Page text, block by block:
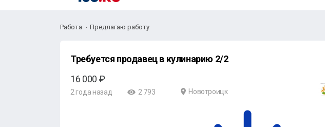
Работа Предлагаю работу
Требуется продавец в кулинарию 2/2
16 000 ₽
2 года назад 2 793 Новотроицк